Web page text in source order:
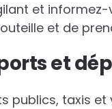
et
et de
et
publics, taxis